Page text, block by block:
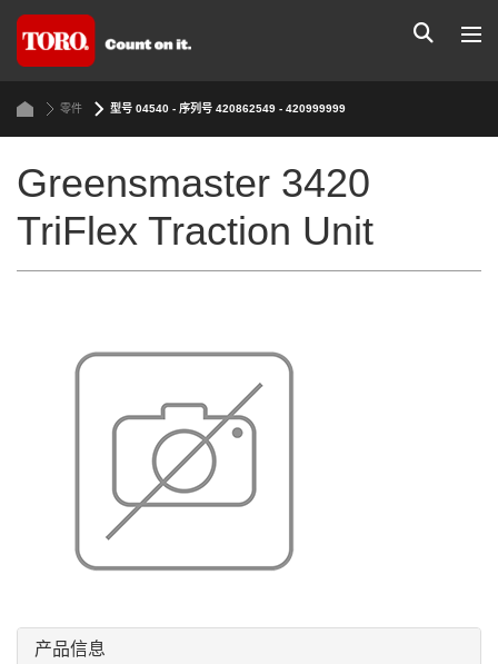
零件 型号 04540 - 序列号 420862549 - 420999999
Greensmaster 3420
TriFlex Traction Unit
产品信息